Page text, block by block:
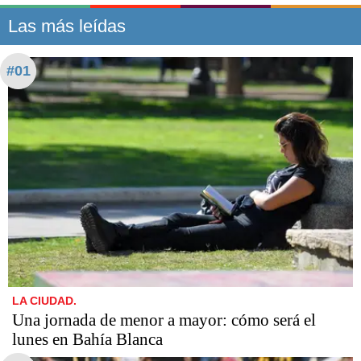
Las más leídas
#01
LA CIUDAD.
Una jornada de menor a mayor: cómo será el
lunes en Bahía Blanca